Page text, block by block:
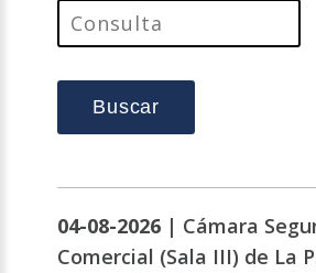
Buscar
04-08-2026 | Cámara
Comercial (Sala III) de La